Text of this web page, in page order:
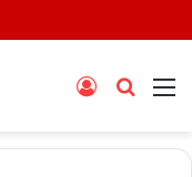
Search
Log